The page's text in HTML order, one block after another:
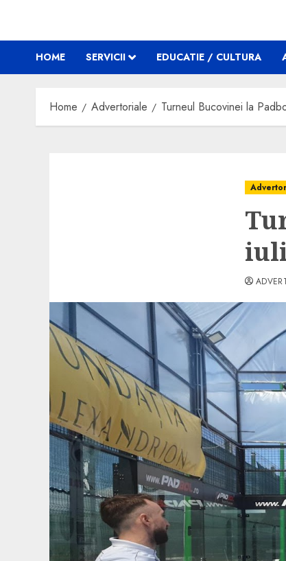
HOME SERVICII EDUCATIE / CULTURA
Home Advertoriale Turneul Bucovinei la